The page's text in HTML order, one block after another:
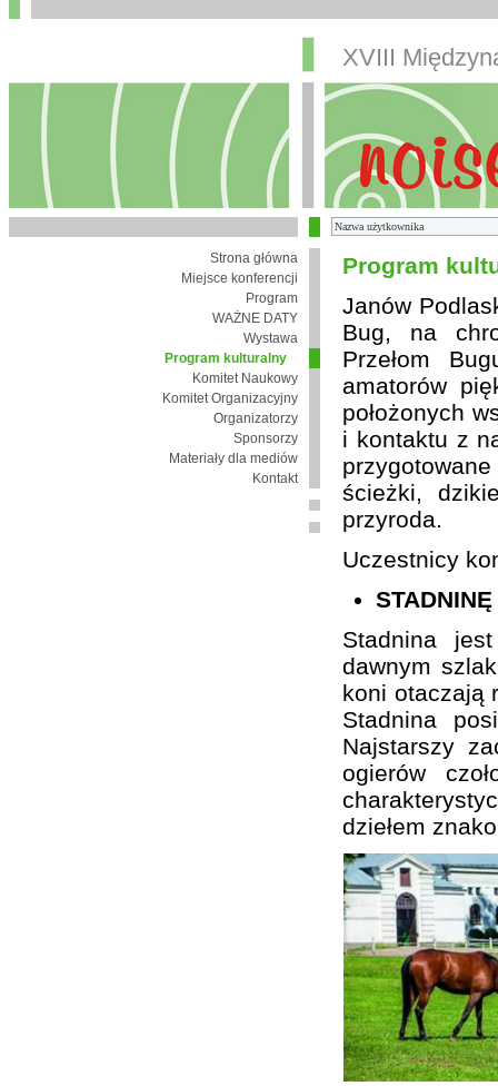
XVIII
Strona główna
Miejsce konferencji
Program
WAŻNE DATY
Wystawa
Program kulturalny
Komitet Naukowy
Komitet Organizacyjny
Organizatorzy
Sponsorzy
Materiały dla mediów
Kontakt
Program
Janów
Bug, na
Przełom
amatorów
położonych
i kontaktu z
ścieżki,
przyroda.
Uczestnicy
Stadnina
dawnym
koni otaczają
Stadnina
Najstarszy
ogierów
dziełem